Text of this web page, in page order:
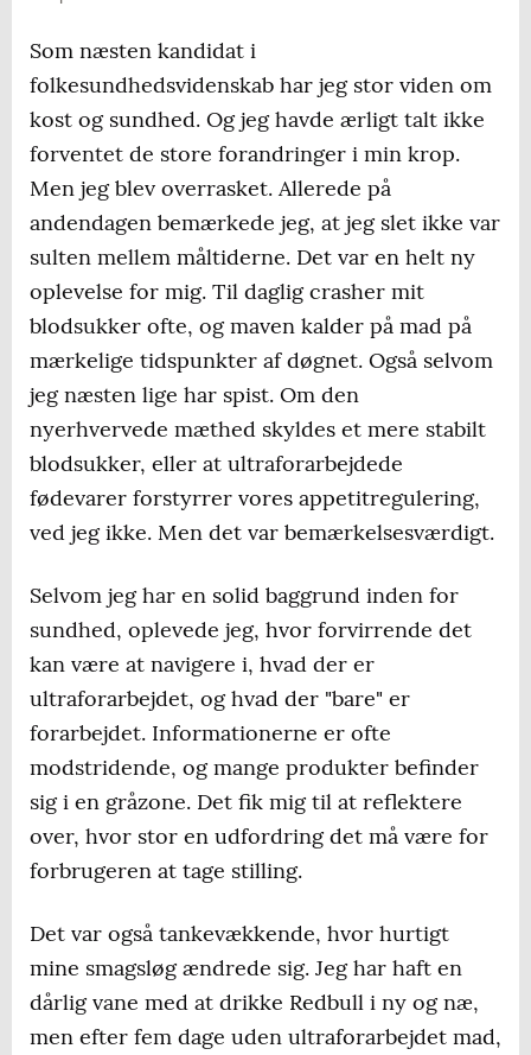
Som næsten kandidat i
folkesundhedsvidenskab har jeg stor viden om
kost og sundhed. Og jeg havde ærligt talt ikke
forventet de store forandringer i min krop.
Men jeg blev overrasket. Allerede på
andendagen bemærkede jeg, at jeg slet ikke var
sulten mellem måltiderne. Det var en helt ny
oplevelse for mig. Til daglig crasher mit
blodsukker ofte, og maven kalder på mad på
mærkelige tidspunkter af døgnet. Også selvom
jeg næsten lige har spist. Om den
nyerhvervede mæthed skyldes et mere stabilt
blodsukker, eller at ultraforarbejdede
fødevarer forstyrrer vores appetitregulering,
ved jeg ikke. Men det var bemærkelsesværdigt.
Selvom jeg har en solid baggrund inden for
sundhed, oplevede jeg, hvor forvirrende det
kan være at navigere i, hvad der er
ultraforarbejdet, og hvad der "bare" er
forarbejdet. Informationerne er ofte
modstridende, og mange produkter befinder
sig i en gråzone. Det fik mig til at reflektere
over, hvor stor en udfordring det må være for
forbrugeren at tage stilling.
Det var også tankevækkende, hvor hurtigt
mine smagsløg ændrede sig. Jeg har haft en
dårlig vane med at drikke Redbull i ny og næ,
men efter fem dage uden ultraforarbejdet mad,